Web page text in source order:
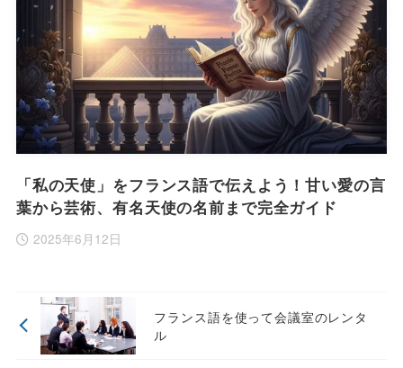
「私の天使」をフランス語で伝えよう！甘い愛の言
葉から芸術、有名天使の名前まで完全ガイド
2025年6月12日
フランス語を使って会議室のレンタ
ル